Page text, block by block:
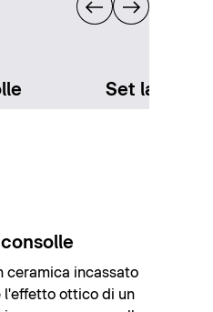
Set lavabo
ceramica incassato
l'effetto ottico di un